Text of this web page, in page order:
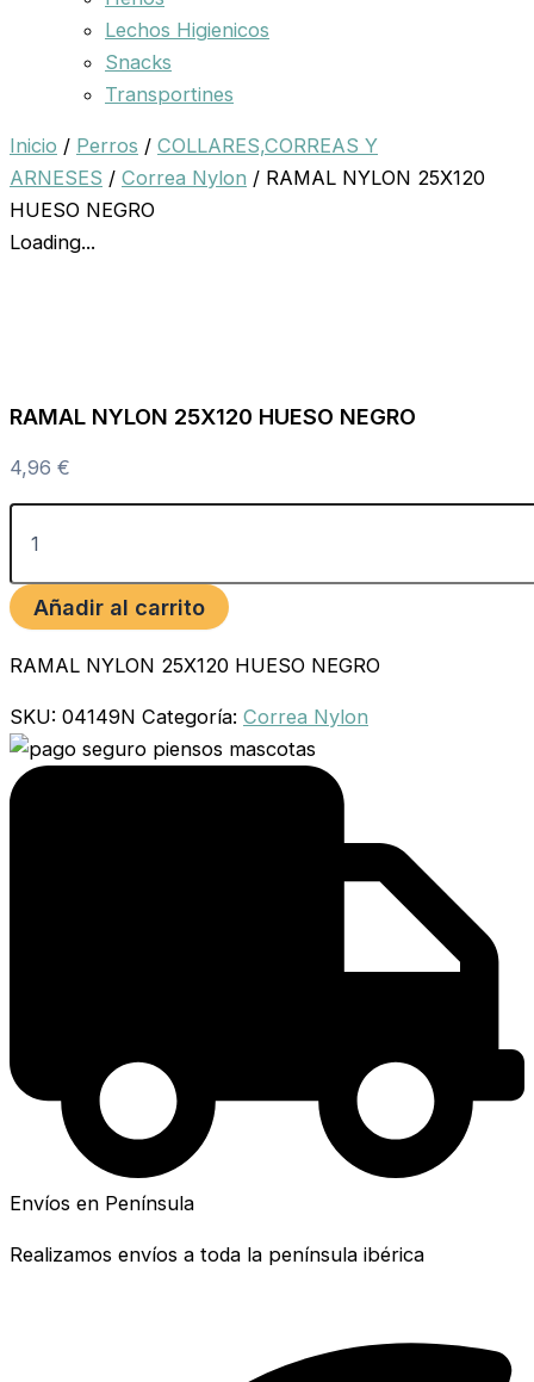
Lechos Higienicos
Snacks
Transportines
Inicio / Perros / COLLARES,CORREAS Y
ARNESES / Correa Nylon / RAMAL NYLON 25X120
HUESO NEGRO
Loading...
RAMAL NYLON 25X120 HUESO NEGRO
4,96 €
Añadir al carrito
RAMAL NYLON 25X120 HUESO NEGRO
SKU: 04149N Categoría: Correa Nylon
Envíos en Península
Realizamos envíos a toda la península ibérica